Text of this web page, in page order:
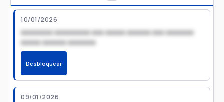
10/01/2026
xxxxxxxx xxxxxxxxx xxx xxxxx xxxxxx xxx xxxxxxx
xxxxx xxxxxx xxxxxxx
Desbloquear
09/01/2026